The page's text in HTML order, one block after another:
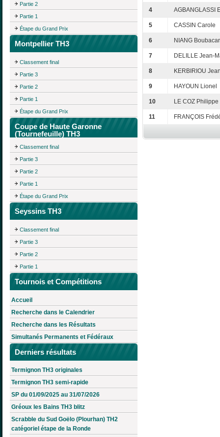
Partie 2
Partie 1
Étape du Grand Prix
Montpellier TH3
Classement final
Partie 3
Partie 2
Partie 1
Étape du Grand Prix
Coupe de Haute Garonne
(Tournefeuille) TH3
Classement final
Partie 3
Partie 2
Partie 1
Étape du Grand Prix
Seyssins TH3
Classement final
Partie 3
Partie 2
Partie 1
Tournois et Compétitions
Accueil
Recherche dans le Calendrier
Recherche dans les Résultats
Simultanés Permanents et Fédéraux
Derniers résultats
Termignon TH3 originales
Termignon TH3 semi-rapide
SP du 01/09/2025 au 31/07/2026
Gréoux les Bains TH3 blitz
Scrabble du Sud Goëlo (Plourhan) TH2
catégoriel étape de la Ronde
4 AGBANGLASSI
5 CASSIN Carole
6 NIANG Boubacar
7 DELILLE Jean-
8 KERBIRIOU
9 HAYOUN Lionel
10 LE COZ Philippe
11 FRANÇOIS